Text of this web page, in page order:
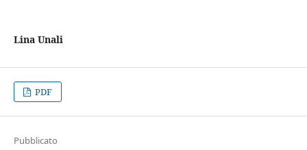
Lina Unali
PDF
Pubblicato